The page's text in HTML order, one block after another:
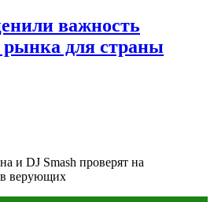
важность
рынка для страны
и DJ Smash проверят на
верующих